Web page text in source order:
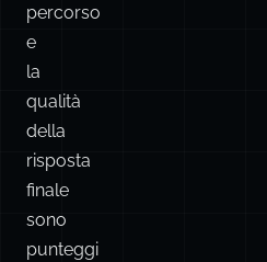
percorso
e
la
qualità
della
risposta
finale
sono
punteggi